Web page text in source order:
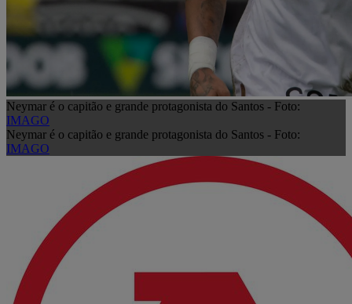
Neymar é o capitão e grande protagonista do Santos - Foto:
IMAGO
Neymar é o capitão e grande protagonista do Santos - Foto:
IMAGO